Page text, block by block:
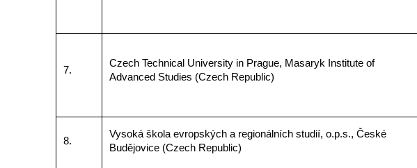
7.
Czech Technical University in Prague, Masaryk Institute of
Advanced Studies (Czech Republic)
8.
Vysoká škola evropských a regionálních studií, o.p.s., České
Budějovice (Czech Republic)